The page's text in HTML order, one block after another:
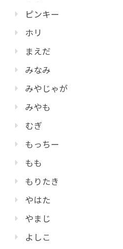
ピンキー
ホリ
まえだ
みなみ
みやじゃが
みやも
むぎ
もっちー
もも
もりたき
やはた
やまじ
よしこ